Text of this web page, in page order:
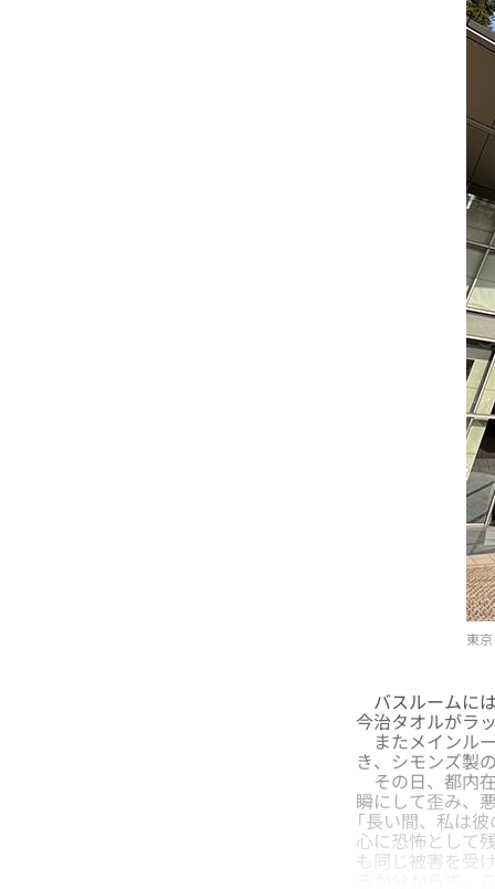
東
バスルームに
今治タオルがラ
またメインル
き、シモンズ製
その日、都内
瞬にして歪み、
「長い間、私は
心に恐怖として
も同じ被害を受